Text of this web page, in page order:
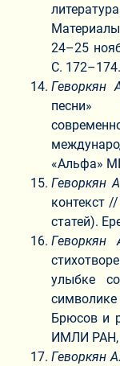
24–25
С. 172–174.
Геворкян
песни»
«Альфа»
Геворкян
контекст
статей).
Геворкян
улыбке
Брюсов и
ИМЛИ РАН,
Геворкян